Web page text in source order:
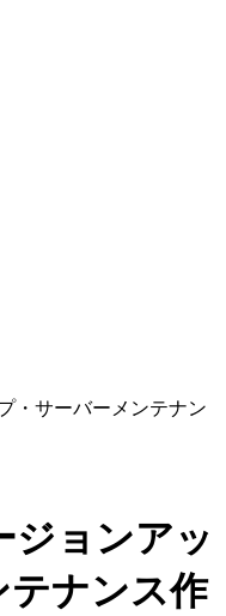
・サーバーメンテナン
ジョンアッ
テナンス作